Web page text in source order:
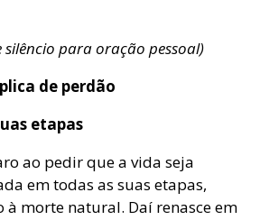
silêncio para oração pessoal)
de perdão
etapas
ao pedir que a vida seja
em todas as suas etapas,
à morte natural. Daí renasce em